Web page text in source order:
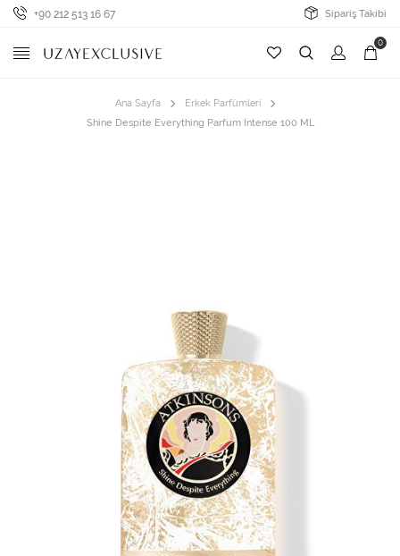
+90 212 513 16 67 Sipariş Takibi
0
Ana Sayfa
Erkek Parfümleri
Shine Despite Everything Parfum Intense 100 ML